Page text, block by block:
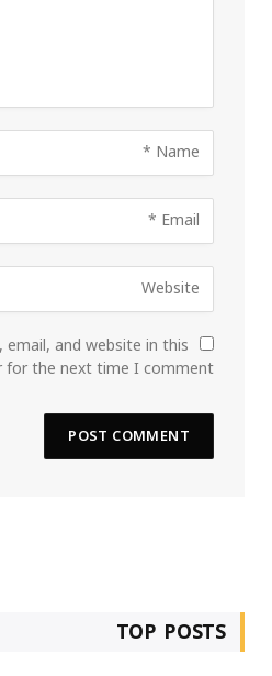
email, and website in this
for the next time I comment.
TOP POSTS